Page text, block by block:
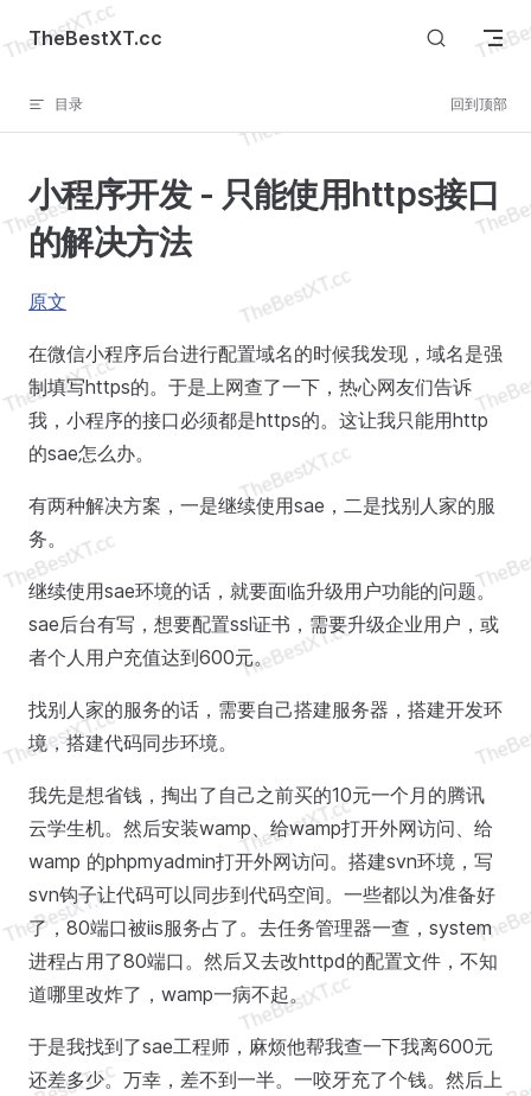
Skip to content
TheBestXT.cc
目录 回到顶部
小程序开发 - 只能使用https接口
的解决方法
原文
在微信小程序后台进行配置域名的时候我发现，域名是强
制填写https的。于是上网查了一下，热心网友们告诉
我，小程序的接口必须都是https的。这让我只能用http
的sae怎么办。
有两种解决方案，一是继续使用sae，二是找别人家的服
务。
继续使用sae环境的话，就要面临升级用户功能的问题。
sae后台有写，想要配置ssl证书，需要升级企业用户，或
者个人用户充值达到600元。
找别人家的服务的话，需要自己搭建服务器，搭建开发环
境，搭建代码同步环境。
我先是想省钱，掏出了自己之前买的10元一个月的腾讯
云学生机。然后安装wamp、给wamp打开外网访问、给
wamp 的phpmyadmin打开外网访问。搭建svn环境，写
svn钩子让代码可以同步到代码空间。一些都以为准备好
了，80端口被iis服务占了。去任务管理器一查，system
进程占用了80端口。然后又去改httpd的配置文件，不知
道哪里改炸了，wamp一病不起。
于是我找到了sae工程师，麻烦他帮我查一下我离600元
还差多少。万幸，差不到一半。一咬牙充了个钱。然后上